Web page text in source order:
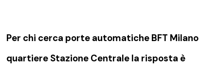
Per chi cerca porte automatiche BFT Milano
quartiere Stazione Centrale la risposta è